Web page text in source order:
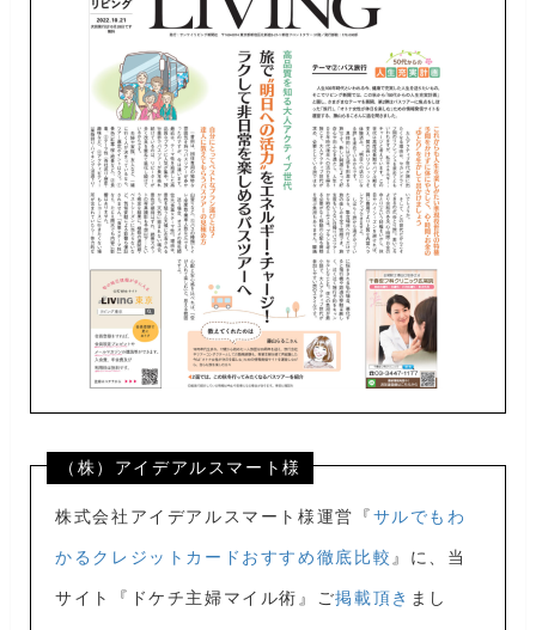
（株）アイデアルスマート様
株式会社アイデアルスマート様運営『サルでもわ
かるクレジットカードおすすめ徹底比較 』に、当
サイト『ドケチ主婦マイル術』ご掲載頂き まし